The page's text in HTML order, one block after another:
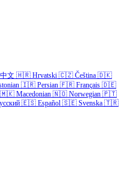
中文 🇭🇷 Hrvatski 🇨🇿 Čeština 🇩🇰
🇮🇷 Persian 🇫🇷 Français 🇩🇪
🇲🇰 Macedonian 🇳🇴 Norwegian 🇵🇹
🇪🇸 Español 🇸🇪 Svenska 🇹🇷